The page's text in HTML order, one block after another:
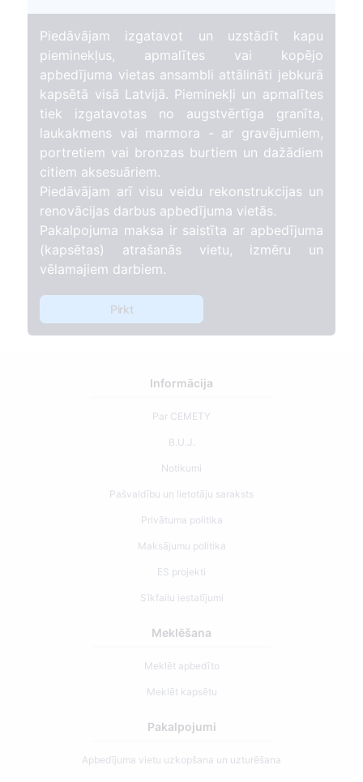
Piedāvājam izgatavot un uzstādīt kapu
pieminekļus, apmalītes vai kopējo
apbedījuma vietas ansambli attālināti jebkurā
kapsētā visā Latvijā. Pieminekļi un apmalītes
tiek izgatavotas no augstvērtīga granīta,
laukakmens vai marmora - ar gravējumiem,
portretiem vai bronzas burtiem un dažādiem
citiem aksesuāriem.
Piedāvājam arī visu veidu rekonstrukcijas un
renovācijas darbus apbedījuma vietās.
Pakalpojuma maksa ir saistīta ar apbedījuma
(kapsētas) atrašanās vietu, izmēru un
vēlamajiem darbiem.
Pirkt
Informācija
Par CEMETY
B.U.J.
Notikumi
Pašvaldību un lietotāju saraksts
Privātuma politika
Maksājumu politika
ES projekti
Sīkfailu iestatījumi
Meklēšana
Meklēt apbedīto
Meklēt kapsētu
Pakalpojumi
Apbedījuma vietu uzkopšana un uzturēšana